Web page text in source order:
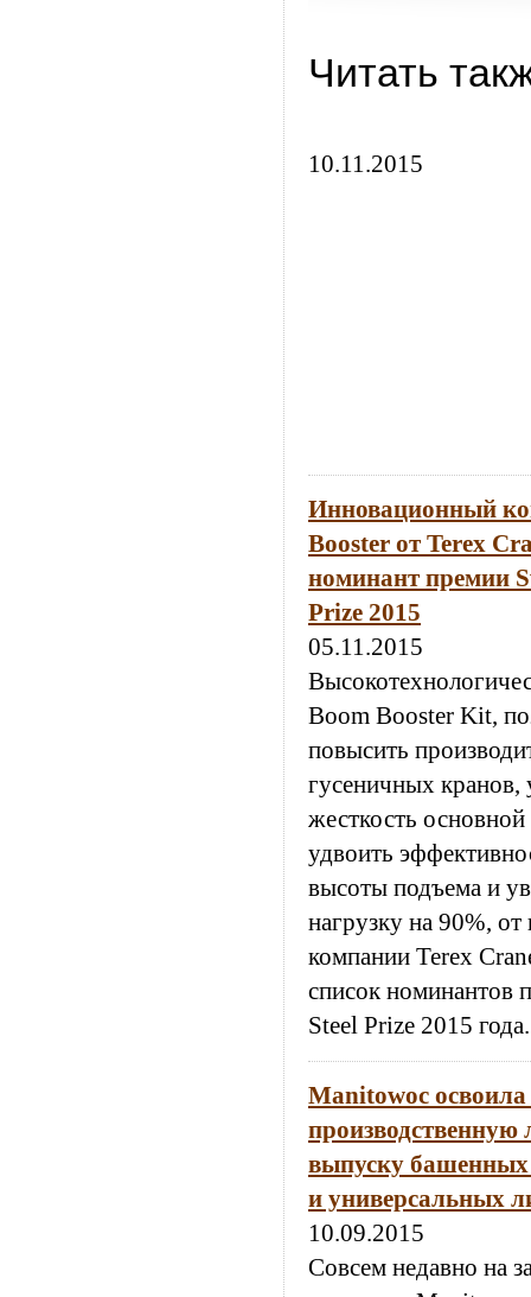
Читать
10.11.2015
Инновационный
Booster от Terex
номинант премии
Prize 2015
05.11.2015
Boom Booster Kit,
повысить
гусеничных кранов,
жесткость основной
удвоить
высоты подъема и
нагрузку на 90%,
компании Terex
список номинантов
Steel Prize 2015 года.
Manitowoc
выпуску
и универсальных
10.09.2015
Совсем недавно на